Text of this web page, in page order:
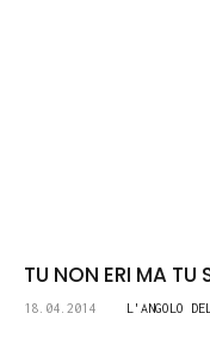
TU NON ERI MA TU
18.04.2014 L'ANGOLO